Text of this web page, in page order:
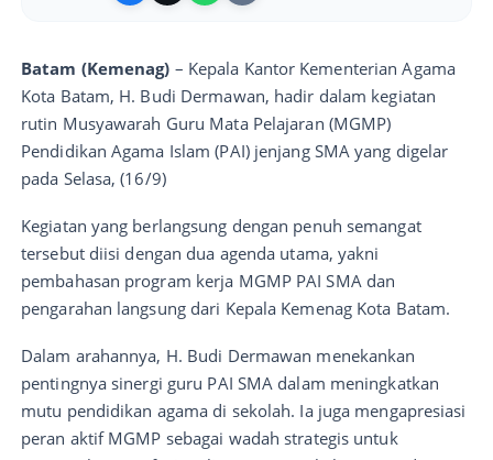
Batam (Kemenag) – Kepala Kantor Kementerian Agama
Kota Batam, H. Budi Dermawan, hadir dalam kegiatan
rutin Musyawarah Guru Mata Pelajaran (MGMP)
Pendidikan Agama Islam (PAI) jenjang SMA yang digelar
pada Selasa, (16/9)
Kegiatan yang berlangsung dengan penuh semangat
tersebut diisi dengan dua agenda utama, yakni
pembahasan program kerja MGMP PAI SMA dan
pengarahan langsung dari Kepala Kemenag Kota Batam.
Dalam arahannya, H. Budi Dermawan menekankan
pentingnya sinergi guru PAI SMA dalam meningkatkan
mutu pendidikan agama di sekolah. Ia juga mengapresiasi
peran aktif MGMP sebagai wadah strategis untuk